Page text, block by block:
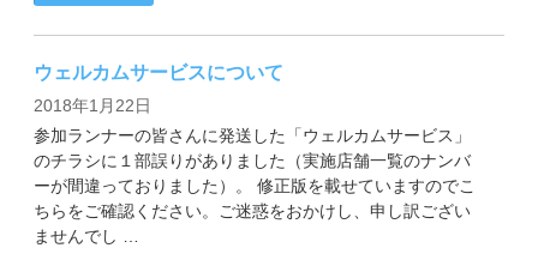
ウェルカムサービスについて
2018年1月22日
参加ランナーの皆さんに発送した「ウェルカムサービス」
のチラシに１部誤りがありました（実施店舗一覧のナンバ
ーが間違っておりました）。 修正版を載せていますのでこ
ちらをご確認ください。ご迷惑をおかけし、申し訳ござい
ませんでし …